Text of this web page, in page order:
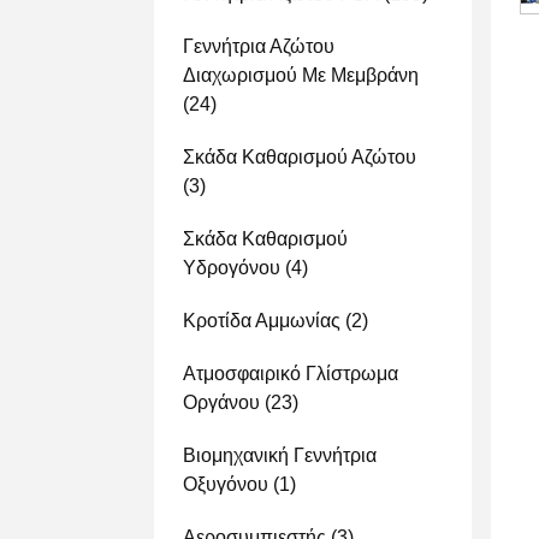
Γεννήτρια Αζώτου
Διαχωρισμού Με Μεμβράνη
(24)
Σκάδα Καθαρισμού Αζώτου
(3)
Σκάδα Καθαρισμού
Υδρογόνου (4)
Κροτίδα Αμμωνίας (2)
Ατμοσφαιρικό Γλίστρωμα
Οργάνου (23)
Βιομηχανική Γεννήτρια
Οξυγόνου (1)